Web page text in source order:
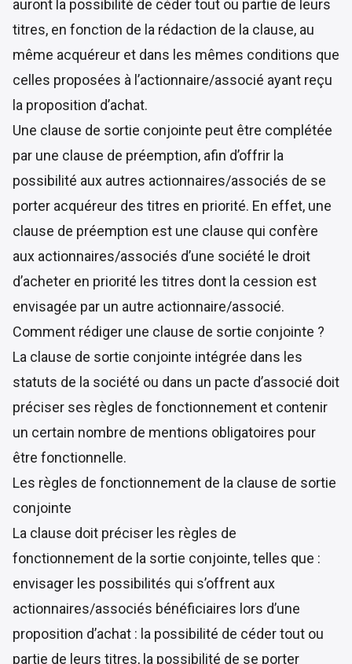
auront la possibilité de céder tout ou partie de leurs
titres, en fonction de la rédaction de la clause, au
même acquéreur et dans les mêmes conditions que
celles proposées à l’actionnaire/associé ayant reçu
la proposition d’achat.
Une clause de sortie conjointe peut être complétée
par une clause de préemption, afin d’offrir la
possibilité aux autres actionnaires/associés de se
porter acquéreur des titres en priorité. En effet, une
clause de préemption est une clause qui confère
aux actionnaires/associés d’une société le droit
d’acheter en priorité les titres dont la cession est
envisagée par un autre actionnaire/associé.
Comment rédiger une clause de sortie conjointe ?
La clause de sortie conjointe intégrée dans les
statuts de la société ou dans un pacte d’associé doit
préciser ses règles de fonctionnement et contenir
un certain nombre de mentions obligatoires pour
être fonctionnelle.
Les règles de fonctionnement de la clause de sortie
conjointe
La clause doit préciser les règles de
fonctionnement de la sortie conjointe, telles que :
envisager les possibilités qui s’offrent aux
actionnaires/associés bénéficiaires lors d’une
proposition d’achat : la possibilité de céder tout ou
partie de leurs titres, la possibilité de se porter